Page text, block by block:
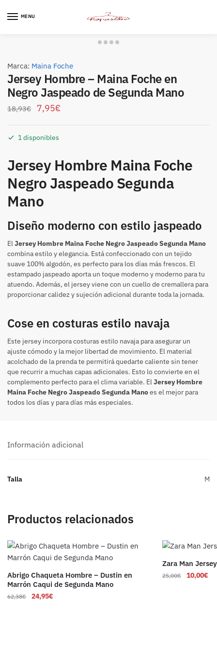
MENU
Marca: Maina Foche
Jersey Hombre – Maina Foche en
Negro Jaspeado de Segunda Mano
18,93€ 7,95€
1 disponibles
Jersey Hombre Maina Foche
Negro Jaspeado Segunda
Mano
Diseño moderno con estilo jaspeado
ElJersey Hombre Maina Foche Negro Jaspeado Segunda Mano
combina estilo y elegancia. Está confeccionado con un tejido
suave 100% algodón, es perfecto para los días más frescos. El
estampado jaspeado aporta un toque moderno y moderno para tu
atuendo. Además, el jersey viene con un cuello de cremallera para
proporcionar calidez y sujeción adicional durante toda la jornada.
Cose en costuras estilo navaja
Este jersey incorpora costuras estilo navaja para asegurar un
ajuste cómodo y la mejor libertad de movimiento. El material
acolchado de la prenda te permitirá quedarte caliente sin tener
que recurrir a muchas capas adicionales. Esto lo convierte en el
complemento perfecto para el clima variable. ElJersey Hombre
Maina Foche Negro Jaspeado Segunda Manoes el mejor para
todos los días y para días más especiales.
Información adicional
Talla M
Productos relacionados
Abrigo Chaqueta Hombre – Dustin en
Marrón Caqui de Segunda Mano
62,38€ 24,95€
Zara Man
25,00€ 10,00€